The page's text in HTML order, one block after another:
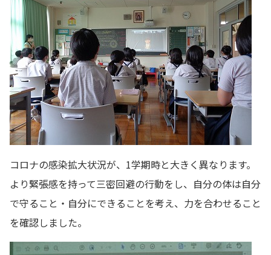
コロナの感染拡大状況が、1学期時と大きく異なります。
より緊張感を持って三密回避の行動をし、自分の体は自分
で守ること・自分にできることを考え、力を合わせること
を確認しました。